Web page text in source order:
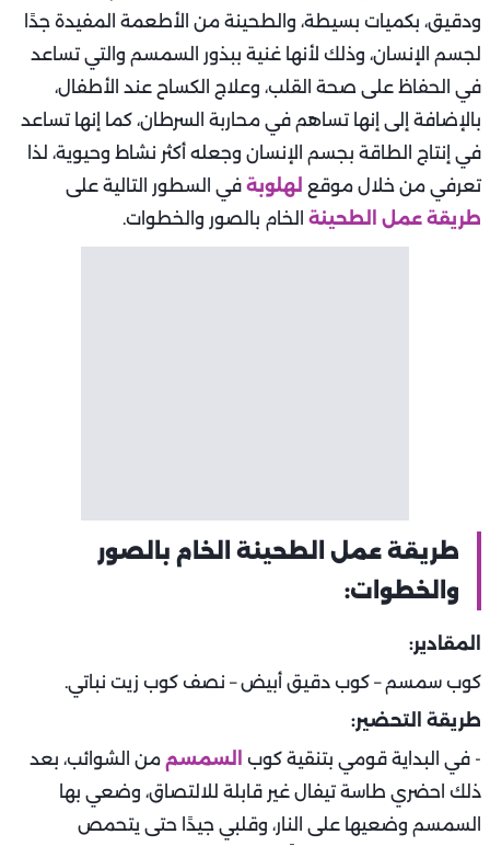
ودقيق، بكميات بسيطة، والطحينة من الأطعمة المفيدة جدًا
لجسم الإنسان، وذلك لأنها غنية ببذور السمسم والتي تساعد
في الحفاظ على صحة القلب، وعلاج الكساح عند الأطفال،
بالإضافة إلى إنها تساهم في محاربة السرطان، كما إنها تساعد
في إنتاج الطاقة بجسم الإنسان وجعله أكثر نشاط وحيوية، لذا
تعرفي من خلال موقع لهلوبة في السطور التالية على
طريقة عمل الطحينة الخام بالصور والخطوات.
طريقة عمل الطحينة الخام بالصور
والخطوات:
المقادير:
كوب سمسم – كوب دقيق أبيض – نصف كوب زيت نباتي.
طريقة التحضير:
- في البداية قومي بتنقية كوب
السمسم من الشوائب، بعد
ذلك احضري طاسة تيفال غير قابلة للالتصاق، وضعي بها
السمسم وضعيها على النار، وقلبي جيدًا حتى يتحمص